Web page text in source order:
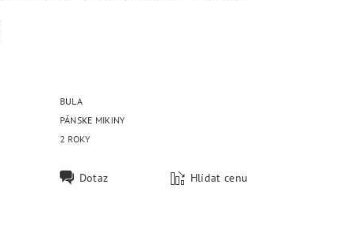
BULA
PÁNSKE MIKINY
2 ROKY
Dotaz Hlídat cenu